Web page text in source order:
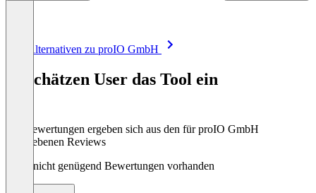
Alle Alternativen zu proIO GmbH
So schätzen User das Tool ein
Die Bewertungen ergeben sich aus den für proIO GmbH
abgegebenen Reviews
Noch nicht genügend Bewertungen vorhanden